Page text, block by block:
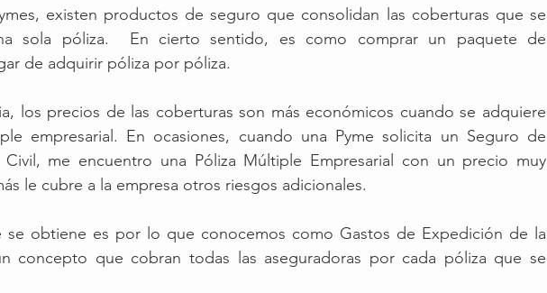
existen productos de seguro que consolidan las coberturas que se
sola póliza.  En cierto sentido, es como comprar un paquete de
de adquirir póliza por póliza.
los precios de las coberturas son más económicos cuando se adquiere
empresarial. En ocasiones, cuando una Pyme solicita un Seguro de
Civil, me encuentro una Póliza Múltiple Empresarial con un precio muy
le cubre a la empresa otros riesgos adicionales.
se obtiene es por lo que conocemos como Gastos de Expedición de la
concepto que cobran todas las aseguradoras por cada póliza que se